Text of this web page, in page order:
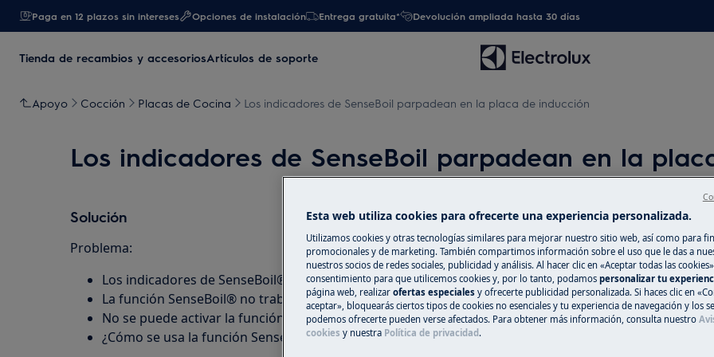
Paga en 12 plazos sin intereses Opciones de instalación Entrega gratuita* Devolución ampliada hasta 30 días
Tienda de recambios y accesoriosArtículos de soporte
Apoyo Cocción Placas de Cocina Los indicadores de SenseBoil parpadean en la placa de inducción
Los indicadores de SenseBoil parpadean en la
Solución
Problema:
Los indicadores de SenseBoil® parpadean
La función SenseBoil® no trabaja
No se puede activar la función SenseBoil®
¿Cómo se usa la función SenseBoil®?
Repuestos y
Encuentra
electrodoméstico
recíbelos
Esta web utiliza cookies para ofrecerte una experiencia personalizada.
Utilizamos cookies y otras tecnologías similares para mejorar nuestro sitio web, así como para
promocionales y de marketing. También compartimos información sobre el uso que le das a
nuestros socios de redes sociales, publicidad y análisis. Al hacer clic en «Aceptar todas las
consentimiento para que utilicemos cookies y, por lo tanto, podamos personalizar tu
página web, realizar ofertas especiales y ofrecerte publicidad personalizada. Si haces clic en
aceptar», bloquearás ciertos tipos de cookies no esenciales y tu experiencia de navegación y los
podemos ofrecerte pueden verse afectados. Para obtener más información, consulta nuestro
cookies y nuestra Política de privacidad.